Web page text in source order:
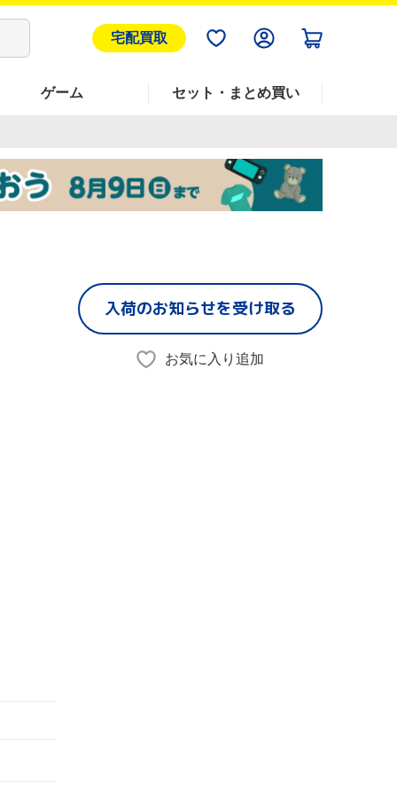
宅配買取
ゲーム セット・まとめ買い
入荷のお知らせを受け取る
お気に入り追加